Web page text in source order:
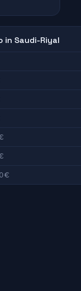
in Saudi-Riyal
€